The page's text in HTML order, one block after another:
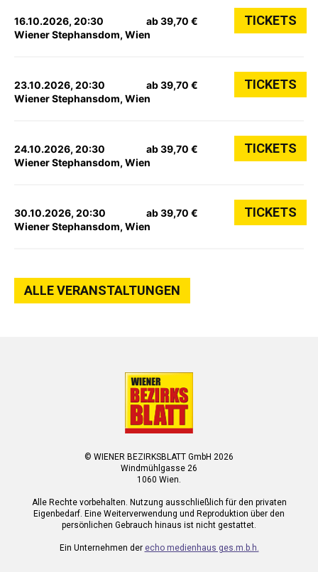
16.10.2026, 20:30
Wiener Stephansdom, Wien
ab 39,70 € TICKETS
23.10.2026, 20:30
Wiener Stephansdom, Wien
ab 39,70 € TICKETS
24.10.2026, 20:30
Wiener Stephansdom, Wien
ab 39,70 € TICKETS
30.10.2026, 20:30
Wiener Stephansdom, Wien
ab 39,70 € TICKETS
ALLE VERANSTALTUNGEN
© WIENER BEZIRKSBLATT GmbH 2026
Windmühlgasse 26
1060 Wien.
Alle Rechte vorbehalten. Nutzung ausschließlich für den privaten
Eigenbedarf. Eine Weiterverwendung und Reproduktion über den
persönlichen Gebrauch hinaus ist nicht gestattet.
Ein Unternehmen der echo medienhaus ges.m.b.h.